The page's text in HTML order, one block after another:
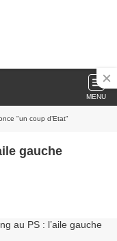
MENU
"un coup d’Etat"
gauche